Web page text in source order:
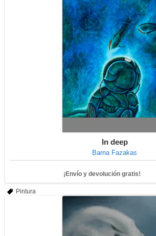
In deep
Barna Fazakas
¡Envío y devolución gratis!
Pintura